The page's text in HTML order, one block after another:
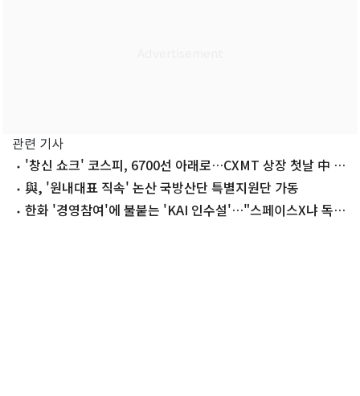
관련 기사
'창신 쇼크' 코스피, 6700선 아래로…CXMT 상장 첫날 中 시
총 1위[장중시황]
與, '원내대표 직속' 논산 국방산단 특별지원단 가동
한화 '경영참여'에 불붙는 'KAI 인수설'…"스페이스X냐 독과